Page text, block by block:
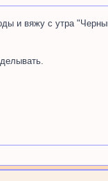
и вяжу с утра